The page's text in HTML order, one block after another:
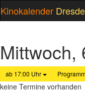
Kinokalender
Mittwoch,
ab 17:00 Uhr
keine Termine vorhanden